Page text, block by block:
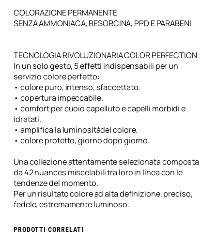
l
i
8
.
3
0
B
o
n
d
C
h
i
a
r
D
COLORAZIONE PERMANENTE
SENZA AMMONIACA, RESORCINA, PPD E PARABENI
TECNOLOGIA RIVOLUZIONARIA COLOR PERFECTION
In un solo gesto, 5 effetti indispensabili per un
servizio colore perfetto:
• colore puro, intenso, sfaccettato.
• copertura impeccabile.
• comfort per cuoio capelluto e capelli morbidi e
idratati.
• amplifica la luminositàdel colore.
• colore protetto, giorno dopo giorno.
Una collezione attentamente selezionata composta
da 42 nuances miscelabili tra loro in linea con le
tendenze del momento.
Per un risultato colore ad alta definizione, preciso,
fedele, estremamente luminoso.
PRODOTTI CORRELATI